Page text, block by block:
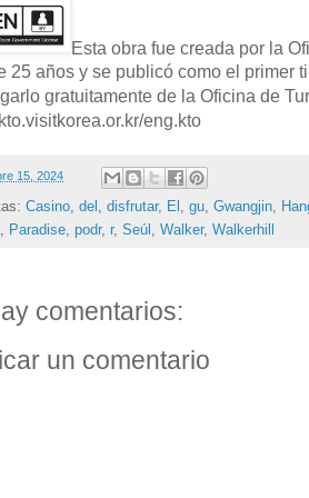
Esta obra fue creada por la
25 años y se publicó como el primer
gratuitamente de la Oficina de
eng.kto
15, 2024
Casino del disfrutar, El gu Gwangjin
Paradise podr, r, Seúl Walker, Walkerhill
comentarios:
un comentario